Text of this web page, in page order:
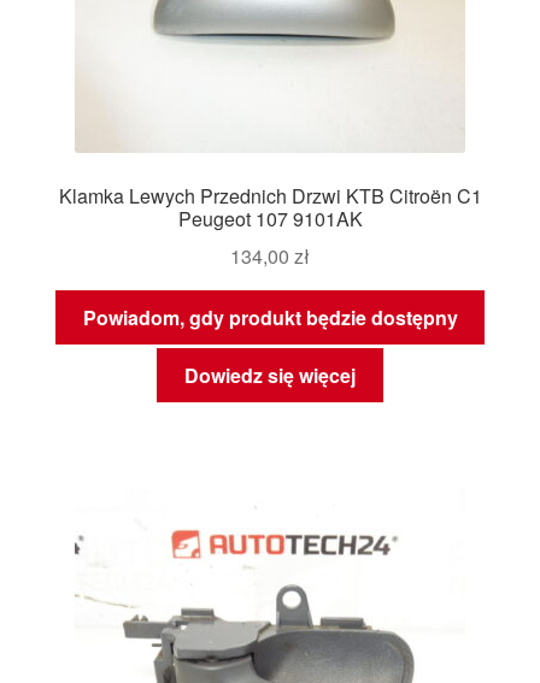
Klamka Lewych Przednich Drzwi KTB Citroën C1
Peugeot 107 9101AK
134,00 zł
Powiadom, gdy produkt będzie dostępny
Dowiedz się więcej